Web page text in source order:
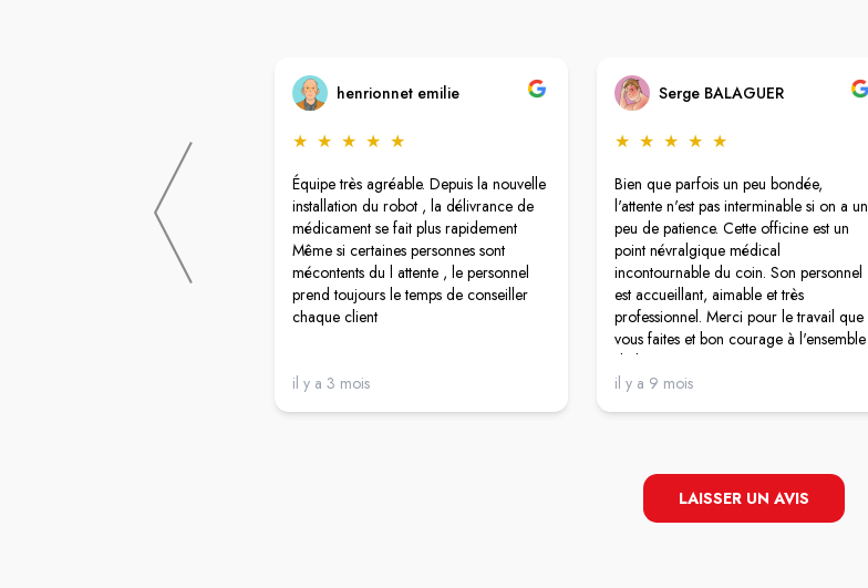
henrionnet emilie
★ ★ ★ ★ ★
Équipe très agréable. Depuis la nouvelle
installation du robot , la délivrance de
médicament se fait plus rapidement
Même si certaines personnes sont
mécontents du l attente , le personnel
prend toujours le temps de conseiller
chaque client
il y a 3 mois
Serge BALAGUER
★ ★ ★ ★ ★
Bien que parfois un peu bondée,
l'attente n'est pas interminable si on a un
peu de patience. Cette officine est un
point névralgique médical
incontournable du coin. Son personnel
est accueillant, aimable et très
professionnel. Merci pour le travail que
vous faites et bon courage à l'ensemble
de l'équipe !
il y a 9 mois
LAISSER UN AVIS